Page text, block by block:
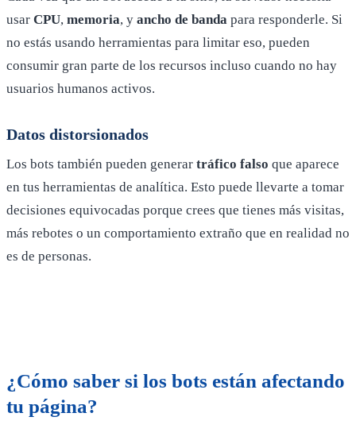
usar CPU, memoria, y ancho de banda para responderle. Si
no estás usando herramientas para limitar eso, pueden
consumir gran parte de los recursos incluso cuando no hay
usuarios humanos activos.
Datos distorsionados
Los bots también pueden generar tráfico falso que aparece
en tus herramientas de analítica. Esto puede llevarte a tomar
decisiones equivocadas porque crees que tienes más visitas,
más rebotes o un comportamiento extraño que en realidad no
es de personas.
¿Cómo saber si los bots están afectando
tu página?